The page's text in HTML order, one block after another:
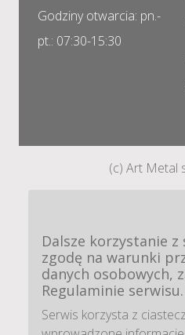
Godziny otwarcia: pn.-
pt.: 07:30-15:30
(c) Art Metal
Dalsze korzystanie z
zgodę na warunki
danych osobowych,
Regulaminie serwisu.
Serwis korzysta z